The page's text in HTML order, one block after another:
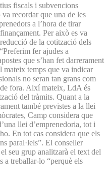
fiscals i subvencions
recordar que una de les
a l’hora de tirar
Per això es va
de la cotització dels
fer ajudes a
que s’han fet darrerament
mateix temps que va indicar
no seran tan grans com
de fora. Així mateix, LdA és
del tràmits. Quant a la
també previstes a la llei
Camp considera que
llei d’emprenedoria, tot i
En tot cas considera que els
paral·lels”. El conseller
seu grup analitzarà el text del
a treballar-lo “perquè els